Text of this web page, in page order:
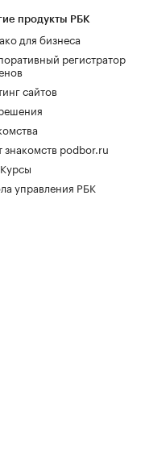
продукты РБК
для бизнеса
регистратор
сайтов
знакомств podbor.ru
управления РБК